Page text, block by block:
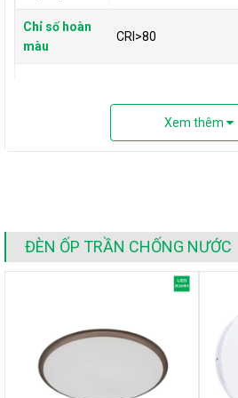
Chỉ số hoàn
màu
CRI>80
2. Đánh giá chi tiết đèn
LN12N Đế Nhựa Rạng
Tuổi thọ lâu dài , giúp bạn tiết
hoặc thay thế đèn
Thương hiệu sản phẩm Rạng Đông
2.1. Thiết kế hiện đại,
Xem thêm
ĐÈN ỐP TRẦN CHỐNG NƯỚC